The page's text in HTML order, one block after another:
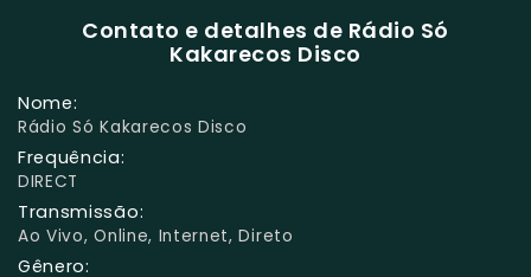
Contato e detalhes de Rádio Só
Kakarecos Disco
Nome:
Rádio Só Kakarecos Disco
Frequência:
DIRECT
Transmissão:
Ao Vivo, Online, Internet, Direto
Gênero: